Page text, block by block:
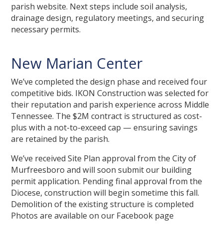
parish website. Next steps include soil analysis,
drainage design, regulatory meetings, and securing
necessary permits.
New Marian Center
We’ve completed the design phase and received four
competitive bids. IKON Construction was selected for
their reputation and parish experience across Middle
Tennessee. The $2M contract is structured as cost-
plus with a not-to-exceed cap — ensuring savings
are retained by the parish.
We’ve received Site Plan approval from the City of
Murfreesboro and will soon submit our building
permit application. Pending final approval from the
Diocese, construction will begin sometime this fall.
Demolition of the existing structure is completed
Photos are available on our Facebook page